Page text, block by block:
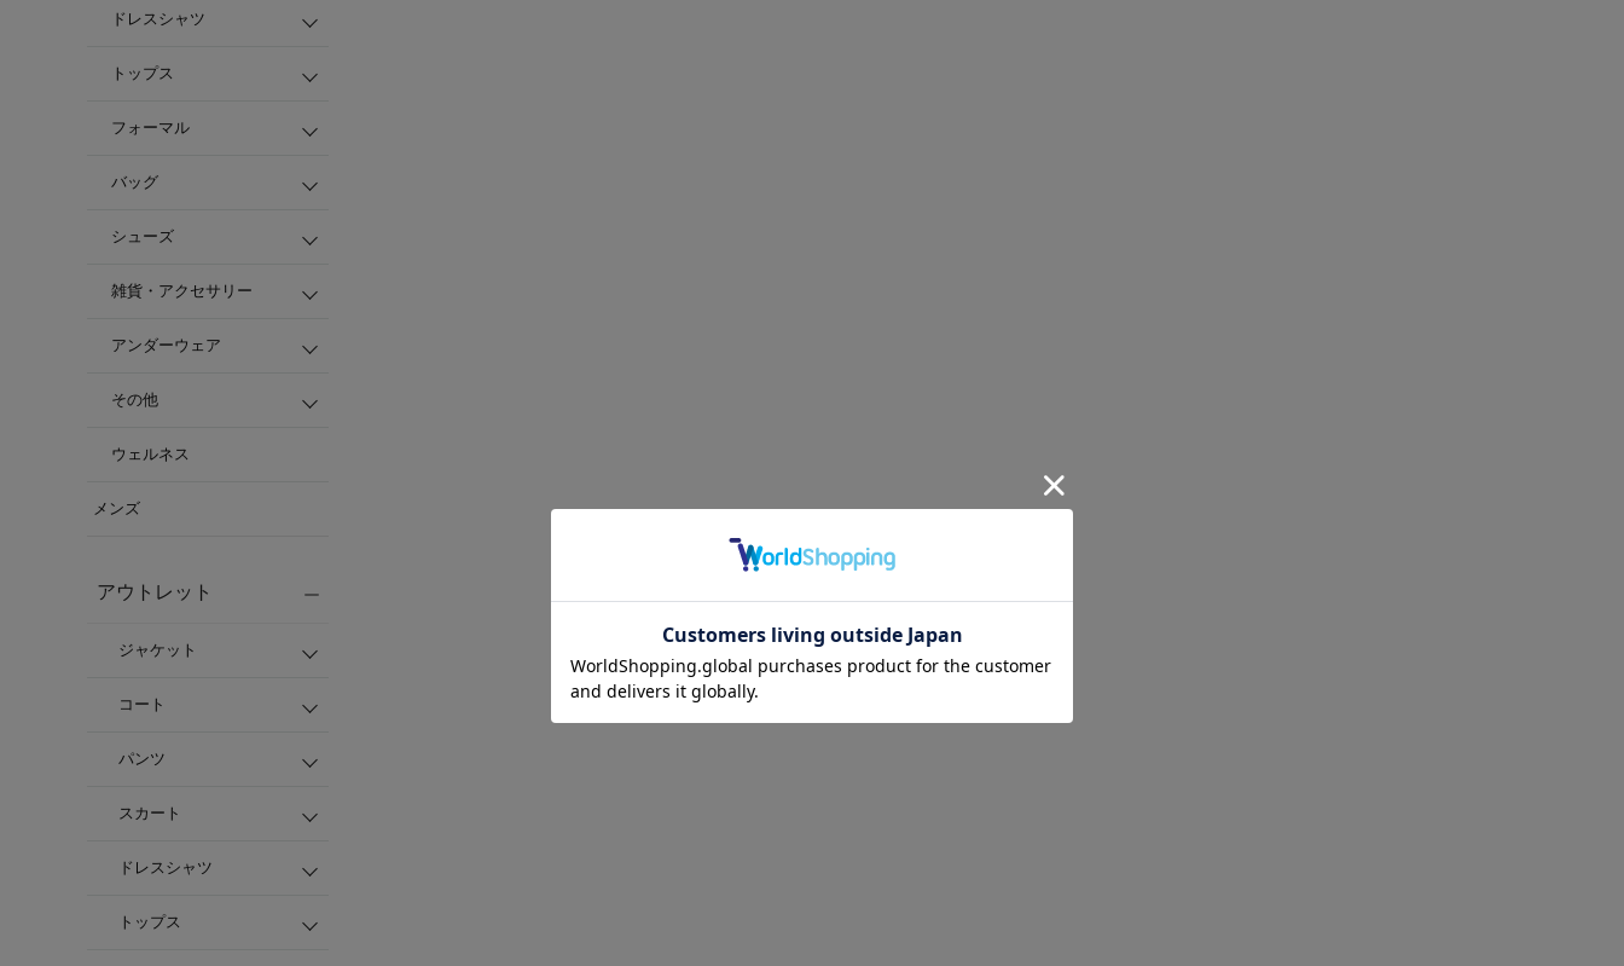
ドレスシャツ
トップス
フォーマル
バッグ
シューズ
雑貨・アクセサリー
アンダーウェア
その他
ウェルネス
メンズ
アウトレット
ジャケット
コート
パンツ
スカート
ドレスシャツ
トップス